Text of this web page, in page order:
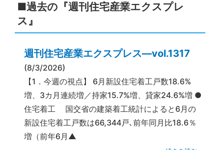
■過去の『週刊住宅産業エクスプレ
ス』
週刊住宅産業エクスプレス―vol.1317
(8/3/2026)
【1．今週の視点】 6月新設住宅着工戸数18.6%
増、3カ月連続増／持家15.7%増、貸家24.6%増 ●
住宅着工 国交省の建築着工統計によると6月の
新設住宅着工戸数は66,344戸､前年同月比18.6％
増（前年6月▲